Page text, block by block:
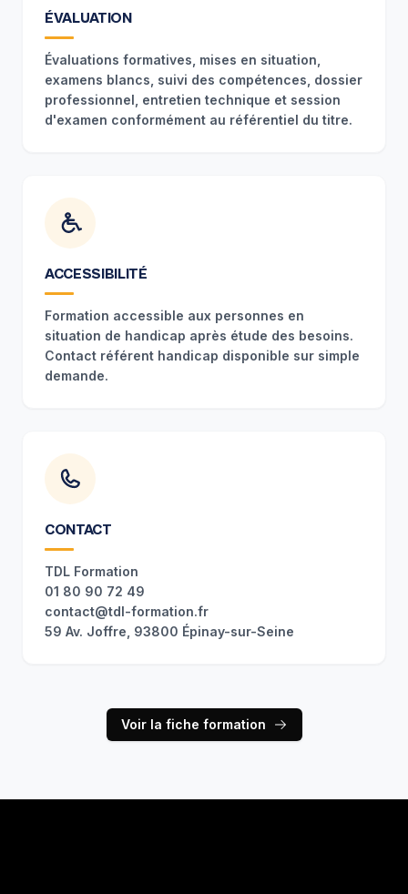
ÉVALUATION
Évaluations formatives, mises en situation,
examens blancs, suivi des compétences, dossier
professionnel, entretien technique et session
d'examen conformément au référentiel du titre.
ACCESSIBILITÉ
Formation accessible aux personnes en
situation de handicap après étude des besoins.
Contact référent handicap disponible sur simple
demande.
CONTACT
TDL Formation
01 80 90 72 49
contact@tdl-formation.fr
59 Av. Joffre, 93800 Épinay-sur-Seine
Voir la fiche formation